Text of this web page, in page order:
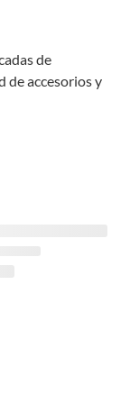
de
de accesorios y